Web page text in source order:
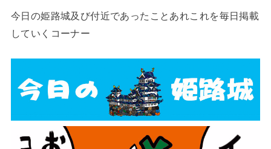
今日の姫路城及び付近であったことあれこれを毎日掲載
していくコーナー